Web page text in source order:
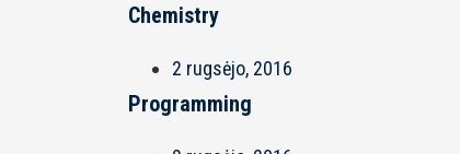
Chemistry
2 rugsėjo, 2016
Programming